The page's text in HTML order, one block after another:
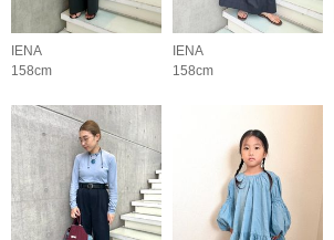
IENA
158cm
IENA
158cm